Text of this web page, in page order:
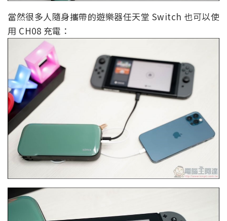
當然很多人隨身攜帶的遊樂器任天堂 Switch 也可以使
用 CH08 充電：